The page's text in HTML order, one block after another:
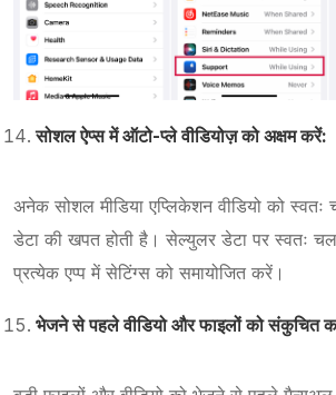
सोशल ऐप्स में ऑटो-प्ले वीडियोज़ को अक्षम करें:
अनेक सोशल मीडिया एप्लिकेशन वीडियो को
डेटा की खपत होती है। सेल्युलर डेटा पर स्वतः
प्रत्येक एप्प में सेटिंग्स को समायोजित करें।
भेजने से पहले वीडियो और फाइलों को संकुचित